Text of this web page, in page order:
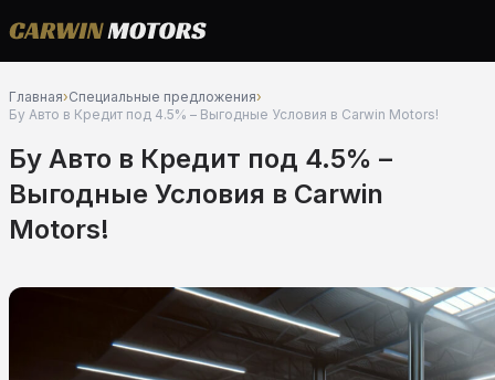
Главная›Специальные предложения›
Бу Авто в Кредит под 4.5% – Выгодные Условия в Carwin Motors!
Бу Авто в Кредит под 4.5% –
Выгодные Условия в Carwin
Motors!